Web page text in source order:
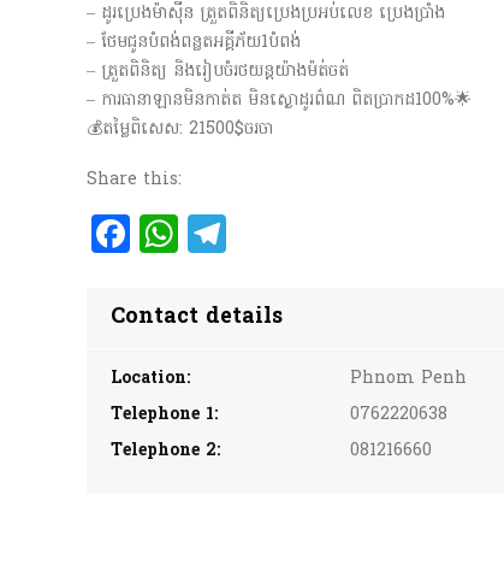
– ដូរប្រេងម៉ាស៊ីន ត្រួតពិនិត្យប្រេងប្រអប់លេខ ប្រេងប្រាំង
– ថែមជូនបំពង់ពន្លតអគ្គីភ័យ1បំពង់
– ត្រួតពិនិត្យ និងរៀបចំរថយន្តយ៉ាងម៉ត់ចត់
– ការធានាឡានមិនកាត់ត មិនស្ងោដូរព៌ណ ពិតប្រាកដ100%🌟
💰តម្លៃពិសេស: 21500$ចរចា
Share this:
Facebook
WhatsApp
Contact details
Location:
Phnom Penh
Telephone 1:
0762220638
Telephone 2:
081216660